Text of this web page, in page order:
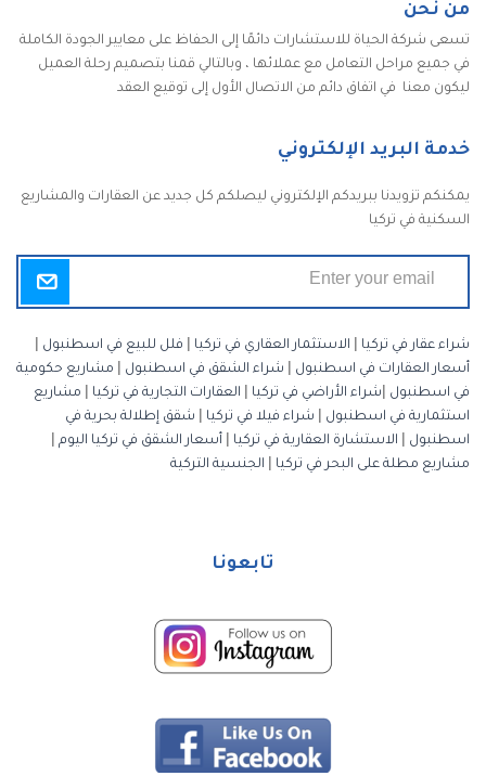
من نحن
تسعى شركة الحياة للاستشارات دائمًا إلى الحفاظ على معايير الجودة الكاملة
في جميع مراحل التعامل مع عملائها ، وبالتالي قمنا بتصميم رحلة العميل
ليكون معنا في اتفاق دائم من الاتصال الأول إلى توقيع العقد
خدمة البريد الإلكتروني
يمكنكم تزويدنا ببريدكم الإلكتروني ليصلكم كل جديد عن العقارات والمشاريع
السكنية في تركيا
شراء عقار في تركيا الاستثمار العقاري في تركيا فلل للبيع في اسطنبول
أسعار العقارات في اسطنبول
شراء الشقق في اسطنبول
مشاريع حكومية
في اسطنبول
شراء الأراضي في تركيا العقارات التجارية في تركيا
مشاريع
استثمارية في اسطنبول
شراء فيلا في تركيا
شقق إطلالة بحرية في
اسطنبول
الاستشارة العقارية في تركيا أسعار الشقق في تركيا اليوم
مشاريع مطلة على البحر في تركيا
الجنسية التركية
تابعونا